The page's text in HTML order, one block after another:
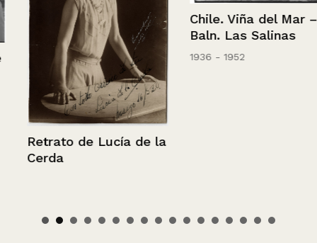
Retrato de Lucía de la
Cerda
Chile. Viña del Mar –
Baln. Las Salinas
1936 - 1952